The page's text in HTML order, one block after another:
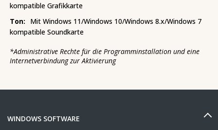
kompatible Grafikkarte
Ton:
Mit Windows 11/Windows 10/Windows 8.x/Windows 7
kompatible Soundkarte
*Administrative Rechte für die Programminstallation und eine
Internetverbindung zur Aktivierung
WINDOWS SOFTWARE